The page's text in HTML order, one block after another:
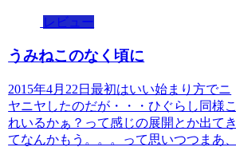
レビュー
うみねこのなく頃に
2015年4月22日最初はいい始まり方でニ
ヤニヤしたのだが・・・ひぐらし同様こ
れいるかぁ？って感じの展開とか出てき
てなんかもう。。。って思いつつまあ、